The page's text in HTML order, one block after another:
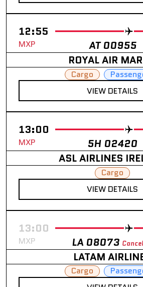
12:55
MXP AT 00955
ROYAL AIR
Cargo
VIEW DETAILS
13:00
MXP 5H 02420
ASL AIRLINES
Cargo
VIEW DETAILS
13:00
MXP LA 08073
LATAM
Cargo